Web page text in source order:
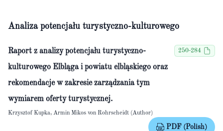
Analiza potencjału turystyczno-kulturowego
Raport z analizy potencjału turystyczno-
kulturowego Elbląga i powiatu elbląskiego oraz
rekomendacje w zakresie zarządzania tym
wymiarem oferty turystycznej.
250-284
Krzysztof Kupka, Armin Mikos von Rohrscheidt (Author)
PDF (Polish)